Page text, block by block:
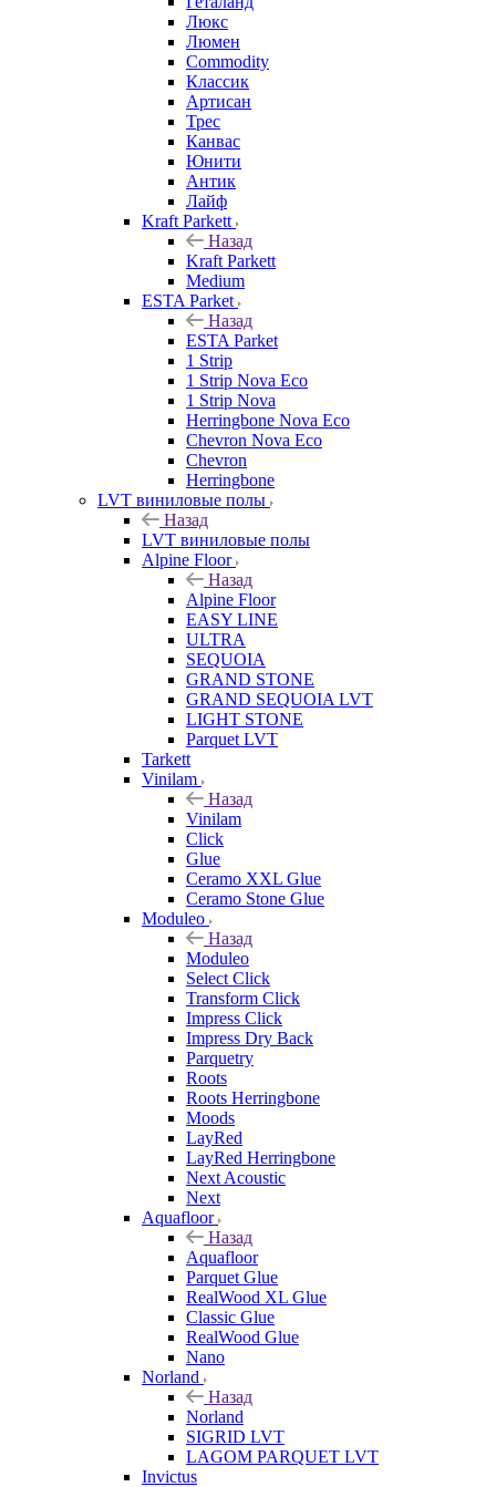
Люкс
Люмен
Commodity
Классик
Артисан
Трес
Канвас
Юнити
Антик
Лайф
Kraft Parkett
Назад
Kraft Parkett
Medium
ESTA Parket
Назад
ESTA Parket
1 Strip
1 Strip Nova Eco
1 Strip Nova
Herringbone Nova Eco
Chevron Nova Eco
Chevron
Herringbone
LVT виниловые полы
Назад
LVT виниловые полы
Alpine Floor
Назад
Alpine Floor
EASY LINE
ULTRA
SEQUOIA
GRAND STONE
GRAND SEQUOIA LVT
LIGHT STONE
Parquet LVT
Tarkett
Vinilam
Назад
Vinilam
Click
Glue
Ceramo XXL Glue
Ceramo Stone Glue
Moduleo
Назад
Moduleo
Select Click
Transform Click
Impress Click
Impress Dry Back
Parquetry
Roots
Roots Herringbone
Moods
LayRed
LayRed Herringbone
Next Acoustic
Next
Aquafloor
Назад
Aquafloor
Parquet Glue
RealWood XL Glue
Classic Glue
RealWood Glue
Nano
Norland
Назад
Norland
SIGRID LVT
LAGOM PARQUET LVT
Invictus